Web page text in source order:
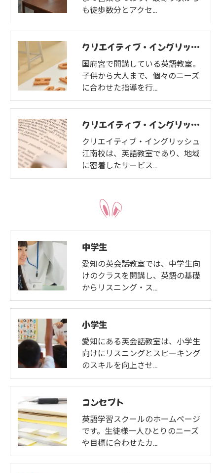
も徒歩数分とアクセ…
クリエイティブ・イングリッシュ 国府宮校
国府宮で開講している英語教室。
子供から大人まで、個々のニーズ
に合わせた指導を行…
クリエイティブ・イングリッシュ 江南校
クリエイティブ・イングリッシュ
江南校は、英語教室であり、地域
に密着したサービス…
中学生
愛知の英会話教室では、中学生向
けのクラスを開講し、英語の基礎
からリスニング・ス…
小学生
愛知にある英会話教室は、小学生
向けにリスニングとスピーキング
のスキルを向上させ…
コンセプト
英語学習スクールのホームページ
です。生徒様一人ひとりのニーズ
や目標に合わせたカ…